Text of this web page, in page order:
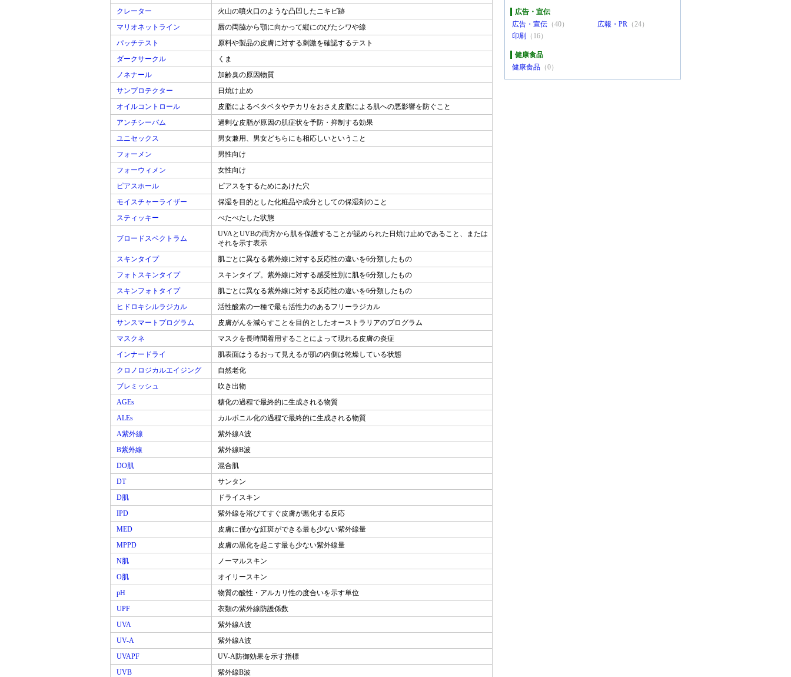
クレーター
火山の噴火口のような凸凹したニキビ跡
マリオネットライン
唇の両脇から顎に向かって縦にのびたシワや線
パッチテスト
原料や製品の皮膚に対する刺激を確認するテスト
ダークサークル
くま
ノネナール
加齢臭の原因物質
サンプロテクター
日焼け止め
オイルコントロール
皮脂によるベタベタやテカリをおさえ皮脂による肌への悪影響を防ぐこと
アンチシーバム
過剰な皮脂が原因の肌症状を予防・抑制する効果
ユニセックス
男女兼用、男女どちらにも相応しいということ
フォーメン
男性向け
フォーウィメン
女性向け
ピアスホール
ピアスをするためにあけた穴
モイスチャーライザー
保湿を目的とした化粧品や成分としての保湿剤のこと
スティッキー
べたべたした状態
ブロードスペクトラム
UVAとUVBの両方から肌を保護することが認められた日焼け止めであること、または
それを示す表示
スキンタイプ
肌ごとに異なる紫外線に対する反応性の違いを6分類したもの
フォトスキンタイプ
スキンタイプ。紫外線に対する感受性別に肌を6分類したもの
スキンフォトタイプ
肌ごとに異なる紫外線に対する反応性の違いを6分類したもの
ヒドロキシルラジカル
活性酸素の一種で最も活性力のあるフリーラジカル
サンスマートプログラム
皮膚がんを減らすことを目的としたオーストラリアのプログラム
マスクネ
マスクを長時間着用することによって現れる皮膚の炎症
インナードライ
肌表面はうるおって見えるが肌の内側は乾燥している状態
クロノロジカルエイジング
自然老化
ブレミッシュ
吹き出物
AGEs
糖化の過程で最終的に生成される物質
ALEs
カルボニル化の過程で最終的に生成される物質
A紫外線
紫外線A波
B紫外線
紫外線B波
DO肌
混合肌
DT
サンタン
D肌
ドライスキン
IPD
紫外線を浴びてすぐ皮膚が黒化する反応
MED
皮膚に僅かな紅斑ができる最も少ない紫外線量
MPPD
皮膚の黒化を起こす最も少ない紫外線量
N肌
ノーマルスキン
O肌
オイリースキン
pH
物質の酸性・アルカリ性の度合いを示す単位
UPF
衣類の紫外線防護係数
UVA
紫外線A波
UV-A
紫外線A波
UVAPF
UV-A防御効果を示す指標
UVB
紫外線B波
広告・宣伝
広告・宣伝 （40） 広報・PR （24）
印刷
（16）
健康食品
健康食品 （0）